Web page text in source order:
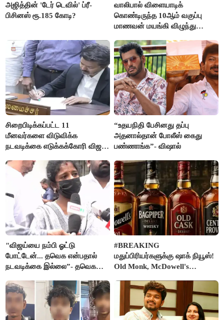
அஜித்தின் 'டேர் டெவில்' ப்ரீ-
பிசினஸ் ரூ.185 கோடி?
வாலிபால் விளையாடிக்
கொண்டிருந்த 10ஆம் வகுப்பு
மாணவன் மயங்கி விழுந்து
சிறைபிடிக்கப்பட்ட 11
மீனவர்களை விடுவிக்க
நடவடிக்கை எடுக்கக்கோரி விஜய்
“உதயநிதி பேசினது தப்பு
அதனால்தான் போலீஸ் கைது
பண்ணாங்க”- விஷால்
"விஜய்யை நம்பி ஓட்டு
போட்டேன்... தவெக என்பதால்
நடவடிக்கை இல்லை”- தவெக
கதறல்
#BREAKING
மதுப்பிரியர்களுக்கு ஷாக் நியூஸ்!
Old Monk, McDowell's
FSSAI தடை